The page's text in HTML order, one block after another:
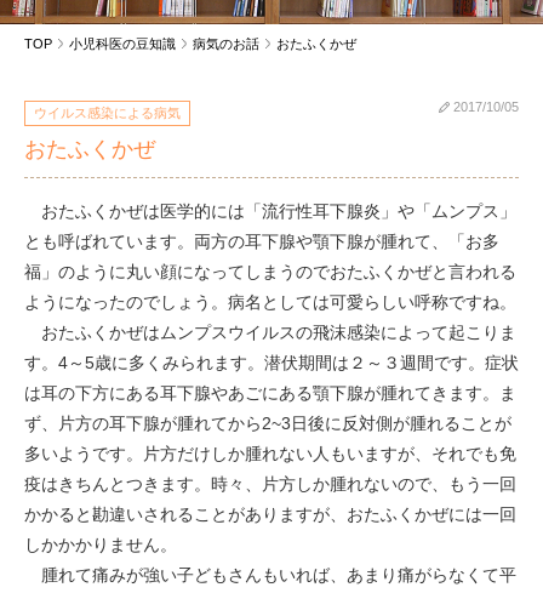
TOP 小児科医の豆知識 病気のお話 おたふくかぜ
ウイルス感染による病気
おたふくかぜ
2017/10/05
おたふくかぜは医学的には「流行性耳下腺炎」や「ムンプス」
とも呼ばれています。両方の耳下腺や顎下腺が腫れて、「お多
福」のように丸い顔になってしまうのでおたふくかぜと言われる
ようになったのでしょう。病名としては可愛らしい呼称ですね。
おたふくかぜはムンプスウイルスの飛沫感染によって起こりま
す。4～5歳に多くみられます。潜伏期間は２～３週間です。症状
は耳の下方にある耳下腺やあごにある顎下腺が腫れてきます。ま
ず、片方の耳下腺が腫れてから2~3日後に反対側が腫れることが
多いようです。片方だけしか腫れない人もいますが、それでも免
疫はきちんとつきます。時々、片方しか腫れないので、もう一回
かかると勘違いされることがありますが、おたふくかぜには一回
しかかかりません。
腫れて痛みが強い子どもさんもいれば、あまり痛がらなくて平